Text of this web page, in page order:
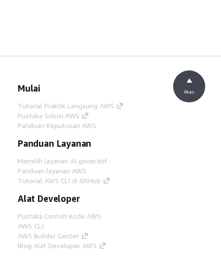
Mulai
Tutorial Praktik Langsung AWS
Pustaka Solusi AWS
Panduan Keputusan AWS
Panduan Layanan
Memilih layanan AI generatif
Panduan layanan AWS
Tutorial AWS CLI di GitHub
Alat Developer
Pustaka Contoh Kode AWS
AWS CLI
AWS Builder Center
Blog Alat Developer AWS
Atas